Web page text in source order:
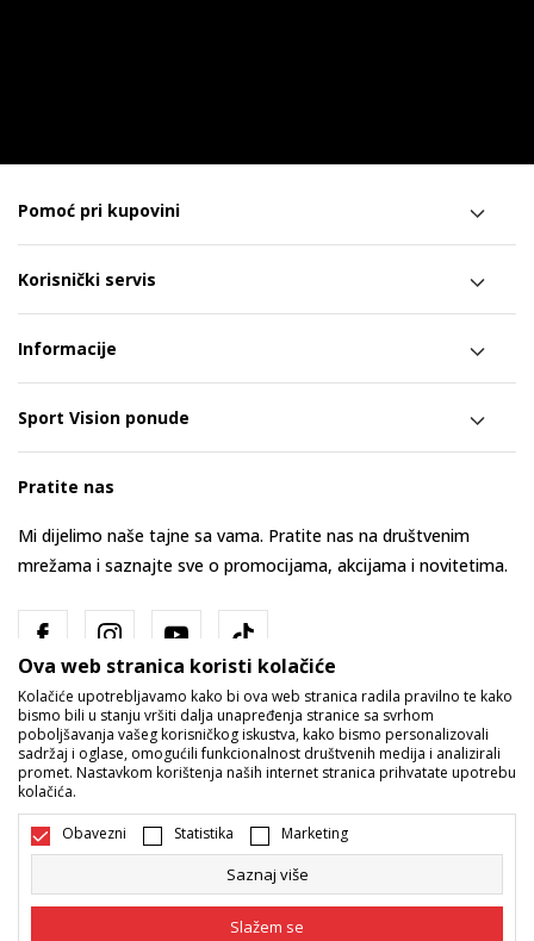
Pomoć pri kupovini
Korisnički servis
Informacije
Sport Vision ponude
Pratite nas
Mi dijelimo naše tajne sa vama. Pratite nas na društvenim
mrežama i saznajte sve o promocijama, akcijama i novitetima.
Bosna i Hercegovina Promijenite
Ova web stranica koristi kolačiće
Kolačiće upotrebljavamo kako bi ova web stranica radila pravilno te kako
bismo bili u stanju vršiti dalja unapređenja stranice sa svrhom
poboljšavanja vašeg korisničkog iskustva, kako bismo personalizovali
sadržaj i oglase, omogućili funkcionalnost društvenih medija i analizirali
promet. Nastavkom korištenja naših internet stranica prihvatate upotrebu
kolačića.
Obavezni Statistika Marketing
Saznaj više
Slažem se